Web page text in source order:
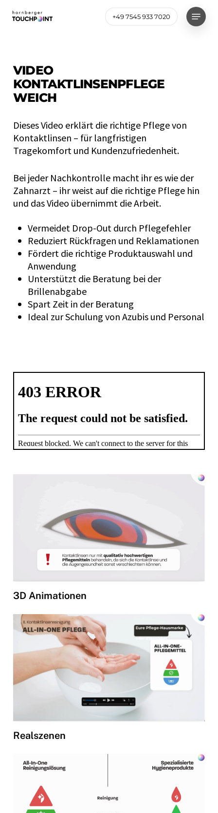
+49 7545 933 7020
Menu
VIDEO
KONTAKTLINSENPFLEGE
WEICH
Dieses Video erklärt die richtige Pflege von
Kontaktlinsen – für langfristigen
Tragekomfort und Kundenzufriedenheit.
Bei jeder Nachkontrolle macht ihr es wie der
Zahnarzt – ihr weist auf die richtige Pflege hin
und das Video übernimmt die Arbeit.
Vermeidet Drop-Out durch Pflegefehler
Reduziert Rückfragen und Reklamationen
Fördert die richtige Produktauswahl und
Anwendung
Unterstützt die Beratung bei der
Brillenabgabe
Spart Zeit in der Beratung
Ideal zur Schulung von Azubis und Personal
3D Animationen
Realszenen
Close